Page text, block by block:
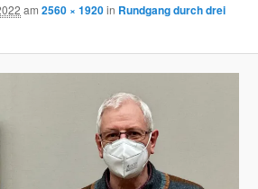
am2560 × 1920in Rundgang durch drei